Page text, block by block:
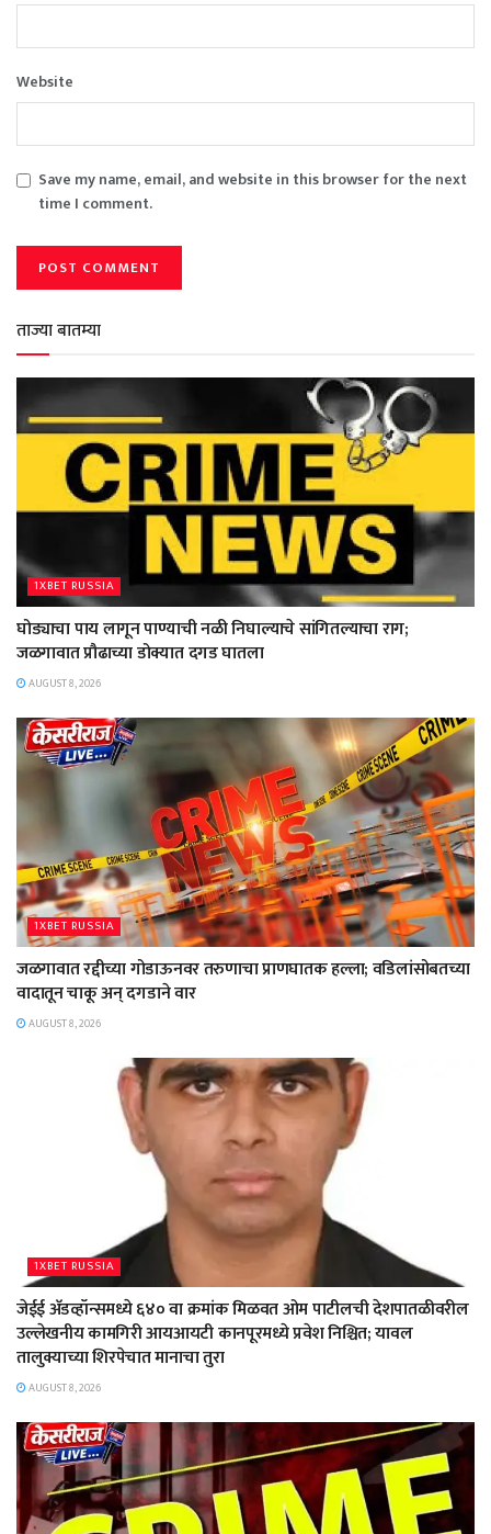
Website
Save my name, email, and website in this browser for the next
time I comment.
ताज्या बातम्या
1XBET RUSSIA
घोड्याचा पाय लागून पाण्याची नळी निघाल्याचे सांगितल्याचा राग;
जळगावात प्रौढाच्या डोक्यात दगड घातला
AUGUST 8, 2026
1XBET RUSSIA
जळगावात रद्दीच्या गोडाऊनवर तरुणाचा प्राणघातक हल्ला; वडिलांसोबतच्या
वादातून चाकू अन् दगडाने वार
AUGUST 8, 2026
1XBET RUSSIA
जेईई अ‍ॅडव्हॉन्समध्ये ६४० वा क्रमांक मिळवत ओम पाटीलची देशपातळीवरील
उल्लेखनीय कामगिरी आयआयटी कानपूरमध्ये प्रवेश निश्चित; यावल
तालुक्याच्या शिरपेचात मानाचा तुरा
AUGUST 8, 2026